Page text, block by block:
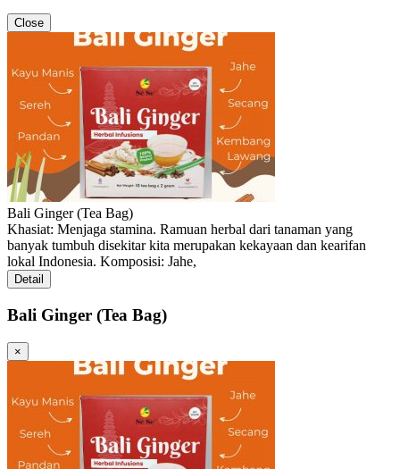
Close
Bali Ginger (Tea Bag)
Khasiat: Menjaga stamina. Ramuan herbal dari tanaman yang
banyak tumbuh disekitar kita merupakan kekayaan dan kearifan
lokal Indonesia. Komposisi: Jahe,
Detail
Bali Ginger (Tea Bag)
×